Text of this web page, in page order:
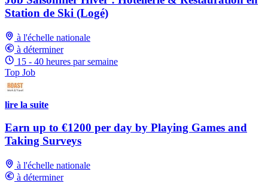
Station de Ski (Logé)
à l'échelle nationale
à déterminer
15 - 40 heures par semaine
Top Job
lire la suite
Earn up to €1200 per day by Playing Games and
Taking Surveys
à l'échelle nationale
à déterminer